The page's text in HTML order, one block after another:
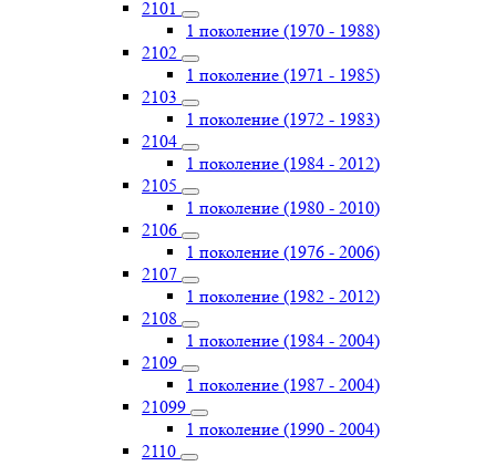
2101
1 поколение (1970 - 1988)
2102
1 поколение (1971 - 1985)
2103
1 поколение (1972 - 1983)
2104
1 поколение (1984 - 2012)
2105
1 поколение (1980 - 2010)
2106
1 поколение (1976 - 2006)
2107
1 поколение (1982 - 2012)
2108
1 поколение (1984 - 2004)
2109
1 поколение (1987 - 2004)
21099
1 поколение (1990 - 2004)
2110